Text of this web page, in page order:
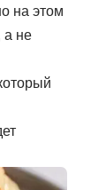
на этом
а не